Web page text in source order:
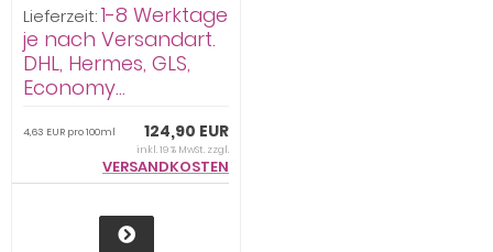
Anwendungen)
Lieferzeit:1-8 Werktage
je nach Versandart.
DHL, Hermes, GLS,
Economy...
124,90 EUR
4,63 EUR pro 100ml
inkl. 19 % MwSt. zzgl.
VERSANDKOSTEN